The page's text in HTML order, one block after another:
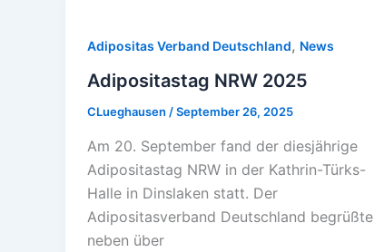
Adipositas Verband Deutschland, News
Adipositastag NRW 2025
CLueghausen /September 26, 2025
Am 20. September fand der diesjährige
Adipositastag NRW in der Kathrin-Türks-
Halle in Dinslaken statt. Der
Adipositasverband Deutschland begrüßte
neben über